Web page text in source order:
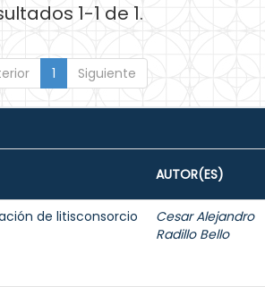
1-1 de 1.
1 Siguiente
AUTOR(ES)
de litisconsorcio
Cesar Alejandro
Radillo Bello